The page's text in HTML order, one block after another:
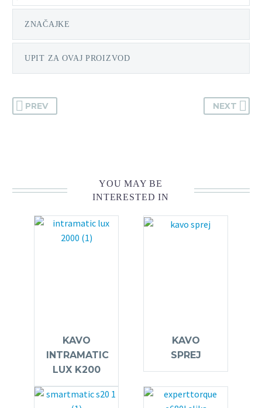
ZNAČAJKE
UPIT ZA OVAJ PROIZVOD
PREV NEXT
YOU MAY BE
INTERESTED IN
KAVO
INTRAMATIC
LUX K200
KAVO
SPREJ